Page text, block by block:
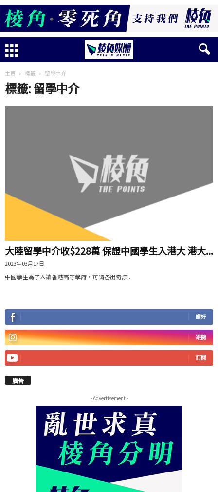
主頁 標籤 留學中介
標籤: 留學中介
大陸留學中介收$228萬 保證中國學生入港大 港大...
2023年03月17日
中國學生為了入讀香港高等學府，可謂各出奇謀...
讚好
跟隨
訂閱
廣告
- Advertisement -